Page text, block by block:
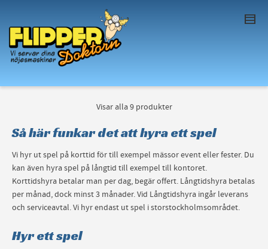
product
. Show
me thecolour
Visar alla 9 produkter
Så här funkar det att hyra ett spel
Vi hyr ut spel på korttid för till exempel mässor event eller fester. Du
kan även hyra spel på långtid till exempel till kontoret.
Korttidshyra betalar man per dag, begär offert. Långtidshyra betalas
per månad, dock minst 3 månader. Vid Långtidshyra ingår leverans
och serviceavtal. Vi hyr endast ut spel i storstockholmsområdet.
Hyr ett spel